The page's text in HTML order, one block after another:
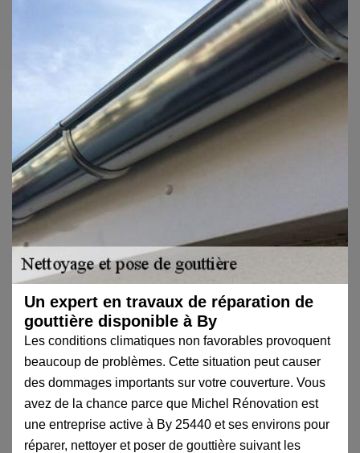
Un expert en travaux de réparation de
gouttière disponible à By
Les conditions climatiques non favorables provoquent
beaucoup de problèmes. Cette situation peut causer
des dommages importants sur votre couverture. Vous
avez de la chance parce que Michel Rénovation est
une entreprise active à By 25440 et ses environs pour
réparer, nettoyer et poser de gouttière suivant les